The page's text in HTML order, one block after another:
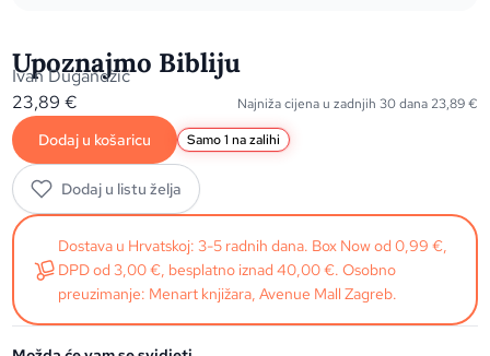
Upoznajmo Bibliju
Ivan Dugandžić
23,89€ Najniža cijena u zadnjih 30 dana 23,89€
Dodaj u košaricu Samo 1 na zalihi
Dodaj u listu želja
Dostava u Hrvatskoj: 3-5 radnih dana. Box Now od 0,99 €,
DPD od 3,00 €, besplatno iznad 40,00 €. Osobno
preuzimanje: Menart knjižara, Avenue Mall Zagreb.